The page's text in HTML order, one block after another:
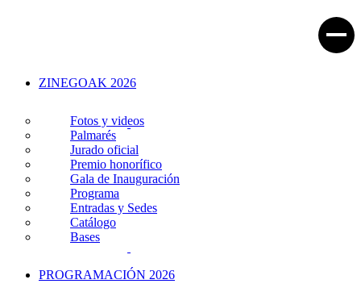
ZINEGOAK 2026
Fotos y videos
Palmarés
Jurado oficial
Premio honorífico
Gala de Inauguración
Programa
Entradas y Sedes
Catálogo
Bases
PROGRAMACIÓN 2026